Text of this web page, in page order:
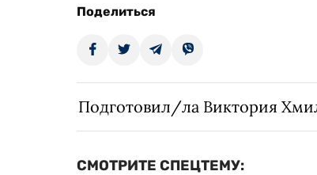
Поделиться
Подготовил/ла Виктория
СМОТРИТЕ СПЕЦТЕМУ: